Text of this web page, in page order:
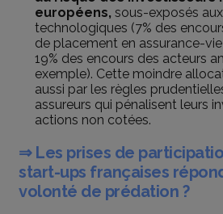
européens, sous-exposés
technologiques (7% des
de placement en assurance-
19% des encours des acteurs
exemple). Cette moindre
aussi par les règles
assureurs qui pénalisent leurs
actions non cotées.
⇒ Les prises de
start-ups françaises
volonté de prédation ?